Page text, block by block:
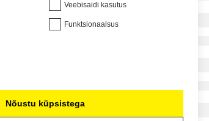
Veebisaidi kasutus
Funktsionaalsus
Nõustu küpsistega